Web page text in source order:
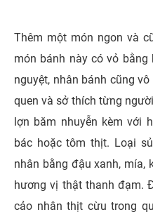
Thêm một món ngon và
món bánh này có vỏ
nguyệt, nhân bánh cũng
quen và sở thích từng
lợn băm nhuyễn kèm với
bác hoặc tôm thịt. Loại
nhân bằng đậu xanh, mía,
hương vị thật thanh đạm.
cảo nhân thịt cừu trong